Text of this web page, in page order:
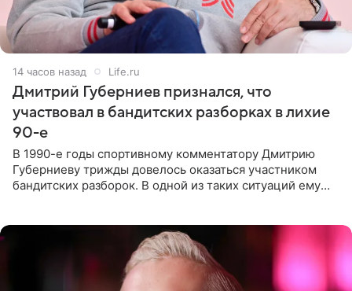
14 часов назад Life.ru
Дмитрий Губерниев признался, что
участвовал в бандитских разборках в лихие
90-е
В 1990-е годы спортивному комментатору Дмитрию
Губерниеву трижды довелось оказаться участником
бандитских разборок. В одной из таких ситуаций ему